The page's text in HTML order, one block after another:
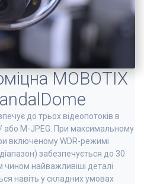
MOBOTIX
до трьох відеопотоків в
/ або M-JPEG. При максимальному
включеному WDR-режимі
забезпечується до 30
чином найважливіші деталі
навіть у складних умовах